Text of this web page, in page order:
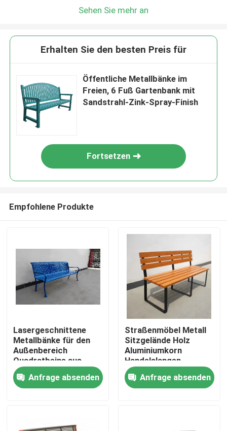
Zu Hause
Über uns
Sehen Sie mehr an
Erhalten Sie den besten Preis für
Öffentliche Metallbänke im
Freien, 6 Fuß Gartenbank mit
Sandstrahl-Zink-Spray-Finish
Fortsetzen
Empfohlene Produkte
Lasergeschnittene
Metallbänke für den
Außenbereich
Quadratbeine aus
Stahl
Anfrage absenden
Straßenmöbel Metall
Sitzgelände Holz
Aluminiumkorn
Handelslangen
Gartenbank
Anfrage absenden